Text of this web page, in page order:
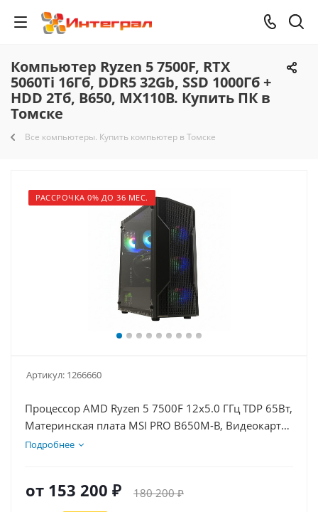
Компьютер Ryzen 5 7500F, RTX
5060Ti 16Гб, DDR5 32Gb, SSD 1000Гб +
HDD 2Тб, B650, MX110B. Купить ПК в
Томске
Все компьютеры. Купить компьютер в Томске
РАССРОЧКА 0% ДО 36 МЕС.
Артикул: 1266660
Процессор AMD Ryzen 5 7500F 12x5.0 ГГц TDP 65Вт,
Материнская плата MSI PRO B650M-B, Видеокарта
RTX 5060Ti 16Гб, Память DDR5 32Gb, Диски SSD
Подробнее
от 153 200 ₽ 180 200 ₽